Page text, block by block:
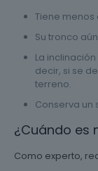
Tiene menos
Su tronco
La
decir, si se
terreno.
Conserva un
¿Cuándo es
Como experto,